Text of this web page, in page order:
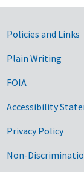
Policies and Links
Plain Writing
FOIA
Accessibility
Privacy Policy
Non-